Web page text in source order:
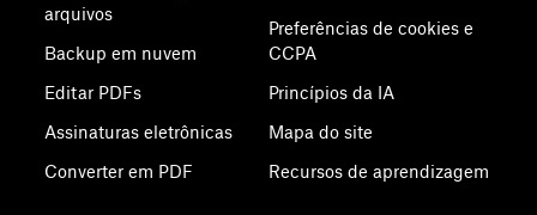
arquivos
Backup em nuvem
Editar PDFs
Assinaturas eletrônicas
Converter em PDF
Preferências de cookies e
CCPA
Princípios da IA
Mapa do site
Recursos de aprendizagem